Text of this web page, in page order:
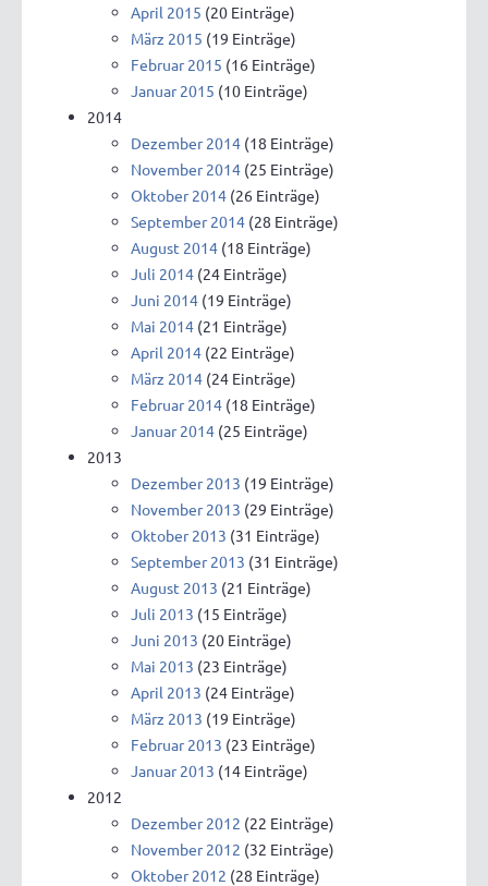
April 2015 (20 Einträge)
März 2015 (19 Einträge)
Februar 2015 (16 Einträge)
Januar 2015 (10 Einträge)
2014
Dezember 2014 (18 Einträge)
November 2014 (25 Einträge)
Oktober 2014 (26 Einträge)
September 2014 (28 Einträge)
August 2014 (18 Einträge)
Juli 2014 (24 Einträge)
Juni 2014 (19 Einträge)
Mai 2014 (21 Einträge)
April 2014 (22 Einträge)
März 2014 (24 Einträge)
Februar 2014 (18 Einträge)
Januar 2014 (25 Einträge)
2013
Dezember 2013 (19 Einträge)
November 2013 (29 Einträge)
Oktober 2013 (31 Einträge)
September 2013 (31 Einträge)
August 2013 (21 Einträge)
Juli 2013 (15 Einträge)
Juni 2013 (20 Einträge)
Mai 2013 (23 Einträge)
April 2013 (24 Einträge)
März 2013 (19 Einträge)
Februar 2013 (23 Einträge)
Januar 2013 (14 Einträge)
2012
Dezember 2012 (22 Einträge)
November 2012 (32 Einträge)
Oktober 2012 (28 Einträge)